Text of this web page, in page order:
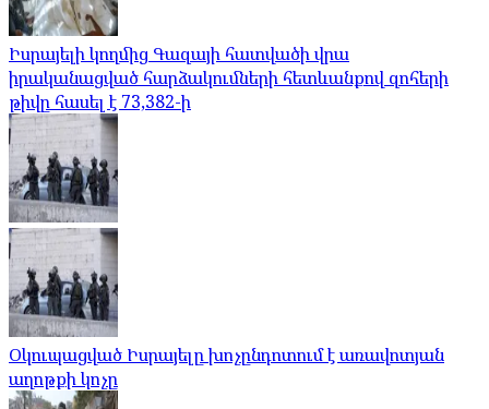
Իսրայելի կողմից Գազայի հատվածի վրա
իրականացված հարձակումների հետևանքով զոհերի
թիվը հասել է 73,382-ի
Օկուպացված Իսրայելը խոչընդոտում է առավոտյան
աղոթքի կոչը